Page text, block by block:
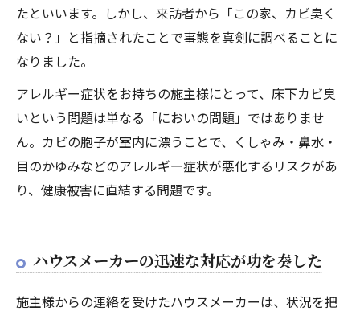
たといいます。しかし、来訪者から「この家、カビ臭く
ない？」と指摘されたことで事態を真剣に調べることに
なりました。
アレルギー症状をお持ちの施主様にとって、床下カビ臭
いという問題は単なる「においの問題」ではありませ
ん。カビの胞子が室内に漂うことで、くしゃみ・鼻水・
目のかゆみなどのアレルギー症状が悪化するリスクがあ
り、健康被害に直結する問題です。
ハウスメーカーの迅速な対応が功を奏した
施主様からの連絡を受けたハウスメーカーは、状況を把